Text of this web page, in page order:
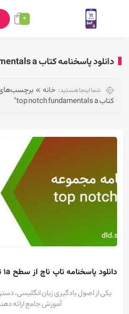
0
دانلود پاسخنامه کتاب top notch fundamentals a
شما اینجا هستید: خانه
برچسب‌های
کتاب top notch fundamentals a"
دانلود پاسخنامه تاپ ناچ از سطح 1a تا سطح 3b کاملا رایگان
یکی از اصول یادگیری زبان انگلیسی،
آموزش جامع ارائه